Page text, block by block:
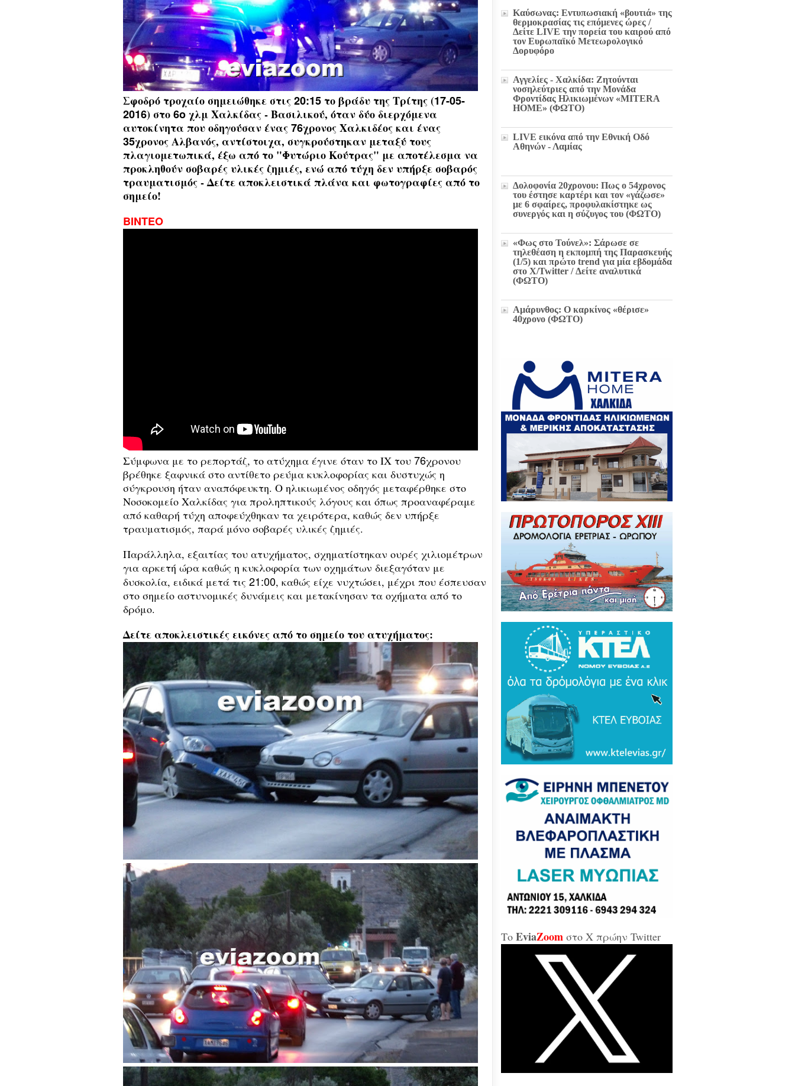
Σφοδρό τροχαίο σημειώθηκε στις20:15το βράδυ της Τρίτης (17-05-
2016) στο6οχλμ Χαλκίδας - Βασιλικού, όταν δύο διερχόμενα
αυτοκίνητα που οδηγούσαν ένας76χρονος Χαλκιδέος και ένας
35χρονος Αλβανός, αντίστοιχα, συγκρούστηκαν μεταξύ τους
πλαγιομετωπικά, έξω από το "Φυτώριο Κούτρας" με αποτέλεσμα να
προκληθούν σοβαρές υλικές ζημιές, ενώ από τύχη δεν υπήρξε σοβαρός
τραυματισμός - Δείτε αποκλειστικά πλάνα και φωτογραφίες από το
σημείο!
ΒΙΝΤΕΟ
Σύμφωνα με το ρεπορτάζ, το ατύχημα έγινε όταν το ΙΧ του 76χρονου
βρέθηκε ξαφνικά στο αντίθετο ρεύμα κυκλοφορίας και δυστυχώς η
σύγκρουση ήταν αναπόφευκτη. Ο ηλικιωμένος οδηγός μεταφέρθηκε στο
Νοσοκομείο Χαλκίδας για προληπτικούς λόγους και όπως προαναφέραμε
από καθαρή τύχη αποφεύχθηκαν τα χειρότερα, καθώς δεν υπήρξε
τραυματισμός, παρά μόνο σοβαρές υλικές ζημιές.
Παράλληλα, εξαιτίας του ατυχήματος, σχηματίστηκαν ουρές χιλιομέτρων
για αρκετή ώρα καθώς η κυκλοφορία των οχημάτων διεξαγόταν με
δυσκολία, ειδικά μετά τις 21:00, καθώς είχε νυχτώσει, μέχρι που έσπευσαν
στο σημείο αστυνομικές δυνάμεις και μετακίνησαν τα οχήματα από το
δρόμο.
Δείτεαποκλειστικές εικόνες από το σημείο τουατυχήματος:
Καύσωνας: Εντυπωσιακή «βουτιά» της
θερμοκρασίας τις επόμενες ώρες /
Δείτε LIVE την πορεία του καιρού από
τον Ευρωπαϊκό Μετεωρολογικό
Δορυφόρο
Αγγελίες - Χαλκίδα: Ζητούνται
νοσηλεύτριες από την Μονάδα
Φροντίδας Ηλικιωμένων «MITERA
HOME» (ΦΩΤΟ)
LIVE εικόνα από την Εθνική Οδό
Αθηνών - Λαμίας
Δολοφονία 20χρονου: Πως ο 54χρονος
του έστησε καρτέρι και τον «γάζωσε»
με 6 σφαίρες, προφυλακίστηκε ως
συνεργός και η σύζυγος του (ΦΩΤΟ)
«Φως στο Τούνελ»: Σάρωσε σε
τηλεθέαση η εκπομπή της Παρασκευής
(1/5) και πρώτο trend για μία εβδομάδα
στο X/Twitter / Δείτε αναλυτικά
(ΦΩΤΟ)
Αμάρυνθος: Ο καρκίνος «θέρισε»
40χρονο (ΦΩΤΟ)
παρελθόν και μέλλον / Αποκλειστικά
στο EviaZoom.gr: Η ένορκη κατάθεση
πρώην Εισαγγελέα Χαλκίδας:
«Διεφθαρμένοι στη Χαλκίδα όλοι οι
διοικούντες δημόσιοι λειτουργοί...»
(ΕΓΓΡΑΦΑ)
Μετά την Χαλκίδα έμεινε χωρίς νερό
και το Βασιλικό λόγω ξανά νέας
έκτακτης βλάβης...
Ζωή Κωνσταντοπούλου για σκάνδαλο
υποκλοπών: «Να κληθεί ο Εισαγγελέας
του Αρείου Πάγου Κ. Τζαβέλλας στην
Επιτροπή Θεσμών και Διαφάνειας της
Βουλής»
Τουρκικά ΜΜΕ: Συναγερμός και
τρόμος σε Ελλάδα και Ισραήλ για τον
νέο Τουρκικό υπερσύχρονο βαλιστικό
πύραυλο με βεληνεκές 6.000 χιλιομέτρα
(ΦΩΤΟ & ΒΙΝΤΕΟ)
Βάκα Gate: Την περίμεναν στη
συνεδρίαση λογοδοσίας και αυτή
μοίραζε μετάλλια και έβλεπε τον
Παναθηναϊκό στο μπάσκετ / Τα άδεια
έδρανα της ξεφτίλας! (ΦΩΤΟ)
Ανεξάρτητος βουλευτής Γιάννης
Σαρακιώτης στο EviaZoom.gr:
«Τριτοκοσμικό το κράτος δικαίου στην
μπανανία του Μητσοτάκη, στο
στόχαστρο του καθεστώτος όσο ποτέ οι
"ενοχλητικοί" δημοσιογράφοι...»
κράτος δικαίου ο Εισαγγελέας του
Αρείου Πάγου θα έπρεπε να τιμωρηθεί
παραδειγματικά...»
«Δώσε και σε εμένα μπάρμπα...»
Χαλκίδα: Άρον άρον την κοπάνησε η
Διοικήτρια της ΔΥΠΑ από το
«αμαρτωλό» Επιμελητήριο Εύβοιας /
«Ήταν προσβλητική, ειρωνική και
απαξιωτική προς τους εργαζόμενους...»
Μύδροι της αντιπολίτευσης για τις νέες
Τζαβέλλας αθώωσε και τον εαυτό του,
καταπάτησε βάναυσα το ήδη
κακοποιημένο κράτος δικαίου με μία
πραξικοματική διάταξη, θα κληθούν
για να λογοδοτήσουν και πρωτίστως ο
διευθύνων και αυτού του εγκλήματος
κ.Μητσοτάκης...»
Χαλκίδα: Δείτε ζωντανά την κίνηση
στη Παλαιά Γέφυρα (LIVE ΕΙΚΟΝΑ)
Το EviaZoom στο X πρώην Twitter